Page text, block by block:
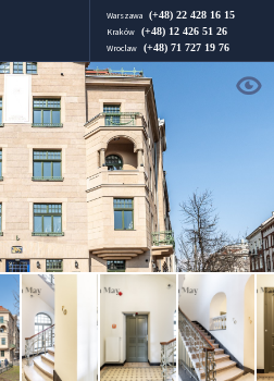
Warszawa (+48) 22 428 16 15
Kraków (+48) 12 426 51 26
Wroclaw (+48) 71 727 19 76